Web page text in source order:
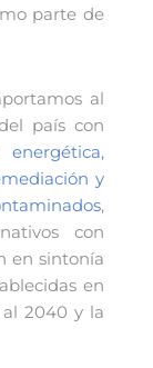
parte de
al
país con
energética,
y
,
con
en sintonía
en
2040 y la